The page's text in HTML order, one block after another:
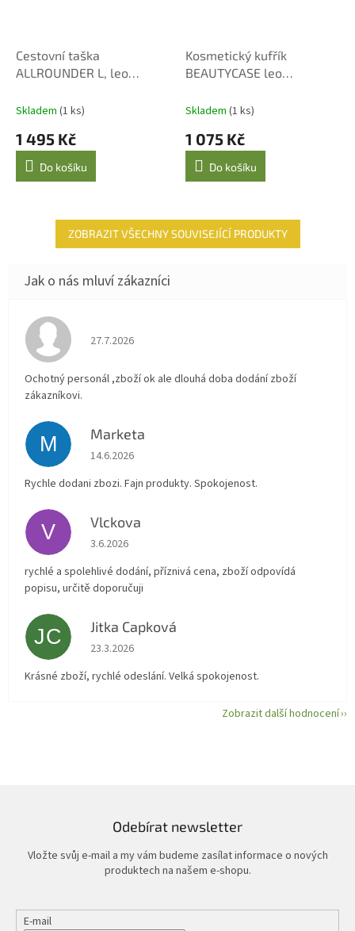
Cestovní taška
ALLROUNDER L, leo
Skladem (1 ks)
1 495 Kč
Do košíku
Kosmetický kufřík
BEAUTYCASE leo
Skladem (1 ks)
1 075 Kč
Do košíku
ZOBRAZIT VŠECHNY SOUVISEJÍCÍ PRODUKTY
Hodnocení obchodu je 4 z 5 hvězdiček.
27.7.2026
Ochotný personál ,zboží ok ale dlouhá doba dodání zboží
zákazníkovi.
M Marketa
Hodnocení obchodu je 5 z 5 hvězdiček.
14.6.2026
Rychle dodani zbozi. Fajn produkty. Spokojenost.
V Vlckova
Hodnocení obchodu je 5 z 5 hvězdiček.
3.6.2026
rychlé a spolehlivé dodání, příznivá cena, zboží odpovídá
popisu, určitě doporučuji
JC Jitka Capková
Hodnocení obchodu je 5 z 5 hvězdiček.
23.3.2026
Krásné zboží, rychlé odeslání. Velká spokojenost.
Zobrazit další hodnocení
Odebírat newsletter
Vložte svůj e-mail a my vám budeme zasílat informace o nových
produktech na našem e-shopu.
E-mail